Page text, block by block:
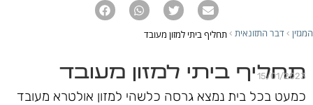
המגזין › דבר התזונאית › תחליף ביתי למזון מעובד
תחליף ביתי למזון מעובד
15/01/2023
כמעט בכל בית נמצא גרסה כלשהי למזון אולטרא מעובד